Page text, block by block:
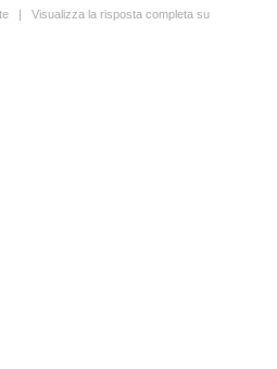
| Visualizza la risposta completa su